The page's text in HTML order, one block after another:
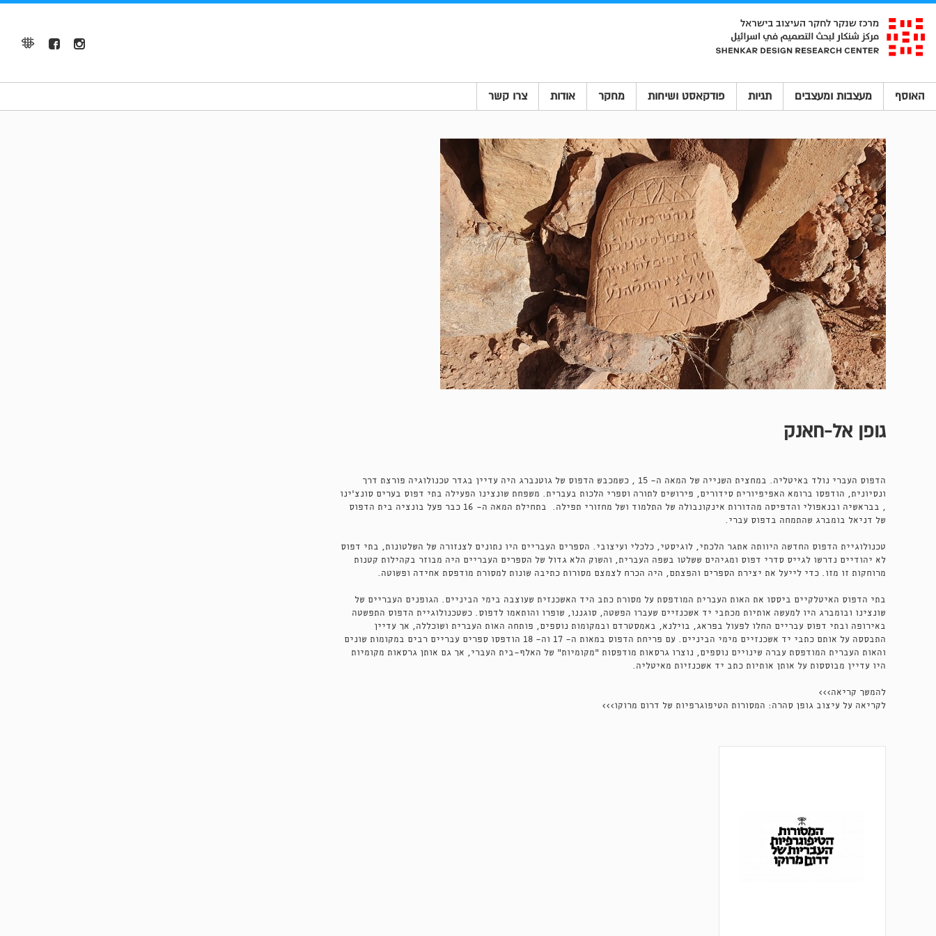
האוסף מעצבות ומעצבים תגיות פודקאסט ושיחות מחקר אודות צרו קשר
גופן אל-חאנק
הדפוס העברי נולד באיטליה. במחצית השנייה של המאה ה־ 15 , כשמכבש הדפוס של גוטנברג היה עדיין בגדר טכנולוגיה פורצת דרך
ונסיונית, הודפסו ברומא האפיפיורית סידורים, פירושים לתורה וספרי הלכות בעברית. משפחת שונצינו הפעילה בתי דפוס בערים סונצ'ינו
, בבראשיה ובנאפולי והדפיסה מהדורות אינקונבולה של התלמוד ושל מחזורי תפילה. בתחילת המאה ה־ 16 כבר פעל בונציה בית הדפוס
של דניאל בומברג שהתמחה בדפוס עברי.
טכנולוגיית הדפוס החדשה היוותה אתגר הלכתי, לוגיסטי, כלכלי ועיצובי. הספרים העבריים היו נתונים לצנזורה של השלטונות, בתי דפוס
לא יהודיים נדרשו לגייס סדרי דפוס ומגיהים ששלטו בשפה העברית, והשוק הלא גדול של הספרים העבריים היה מבוזר בקהילות קטנות
מרוחקות זו מזו. כדי לייעל את יצירת הספרים והפצתם, היה הכרח לצמצם מסורות כתיבה שונות למסורת מודפסת אחידה ופשוטה.
בתי הדפוס האיטלקיים ביססו את האות העברית המודפסת על מסורת כתב היד האשכנזית שעוצבה בימי הביניים. הגופנים העבריים של
שונצינו ובומברג היו למעשה אותיות מכתבי יד אשכנזיים שעברו הפשטה, סוגננו, שופרו והותאמו לדפוס. כשטכנולוגיית הדפוס התפשטה
באירופה ובתי דפוס עבריים החלו לפעול בפראג, בוילנא, באמסטרדם ובמקומות נוספים, פותחה האות העברית ושוכללה, אך עדיין
התבססה על אותם כתבי יד אשכנזיים מימי הביניים. עם פריחת הדפוס במאות ה־ 17 וה־ 18 הודפסו ספרים עבריים רבים במקומות שונים
והאות העברית המודפסת עברה שינויים נוספים, נוצרו גרסאות מודפסות "מקומיות" של האלף־בית העברי, אך גם אותן גרסאות מקומיות
היו עדיין מבוססות על אותן אותיות כתב יד אשכנזיות מאיטליה.
להמשך קריאה>>>
לקריאה על עיצוב גופן סהרה: המסורות הטיפוגרפיות של דרום מרוקו>>>